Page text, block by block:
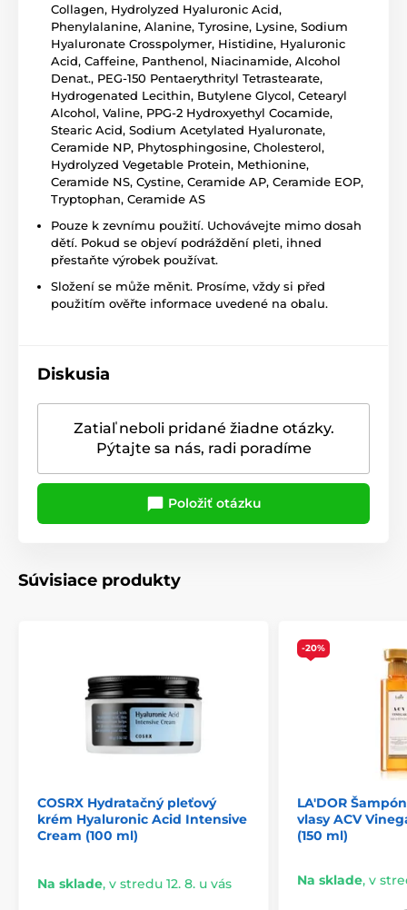
Collagen, Hydrolyzed Hyaluronic Acid,
Phenylalanine, Alanine, Tyrosine, Lysine, Sodium
Hyaluronate Crosspolymer, Histidine, Hyaluronic
Acid, Caffeine, Panthenol, Niacinamide, Alcohol
Denat., PEG-150 Pentaerythrityl Tetrastearate,
Hydrogenated Lecithin, Butylene Glycol, Cetearyl
Alcohol, Valine, PPG-2 Hydroxyethyl Cocamide,
Stearic Acid, Sodium Acetylated Hyaluronate,
Ceramide NP, Phytosphingosine, Cholesterol,
Hydrolyzed Vegetable Protein, Methionine,
Ceramide NS, Cystine, Ceramide AP, Ceramide EOP,
Tryptophan, Ceramide AS
Pouze k zevnímu použití. Uchovávejte mimo dosah
dětí. Pokud se objeví podráždění pleti, ihned
přestaňte výrobek používat.
Složení se může měnit. Prosíme, vždy si před
použitím ověřte informace uvedené na obalu.
Diskusia
Zatiaľ neboli pridané žiadne otázky.
Pýtajte sa nás, radi poradíme
Položiť otázku
Súvisiace produkty
COSRX Hydratačný pleťový
krém Hyaluronic Acid Intensive
Cream (100 ml)
Na sklade, v stredu 12. 8. u vás
-20%
LA'DOR
vlasy ACV
(150 ml)
Na sklade, v